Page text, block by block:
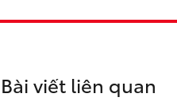
Bài viết liên quan